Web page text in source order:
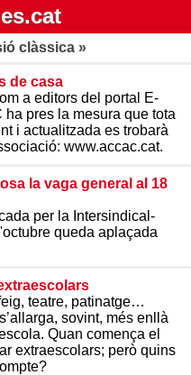
clàssica »
de casa
a editors del portal E-
pres la mesura que tota
i actualitzada es trobarà
www.accac.cat.
la vaga general al 18
per la Intersindical-
queda aplaçada
teatre, patinatge…
sovint, més enllà
Quan comença el
extraescolars; però quins